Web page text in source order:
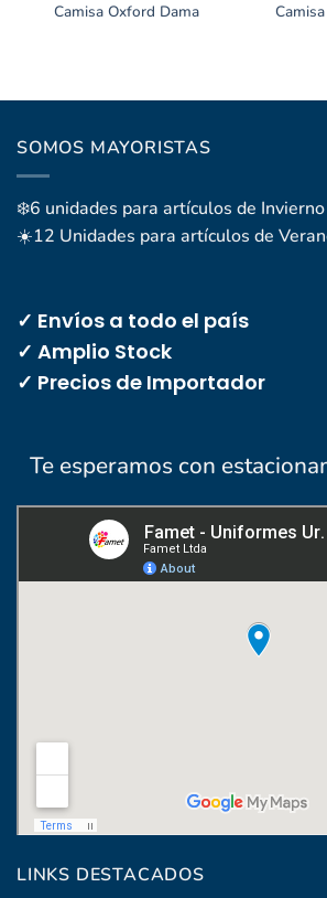
Camisa Oxford Dama
SOMOS MAYORISTAS
❄️6 unidades para artículos de
☀️12 Unidades para artículos de
✓ Envíos a todo el país
✓ Amplio Stock
✓ Precios de Importador
Te esperamos con
Coronel Raíz 1322, esq. Máximo
LINKS DESTACADOS